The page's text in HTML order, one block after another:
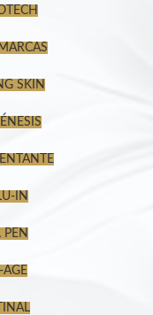
SKIN
IN
PEN
AGE